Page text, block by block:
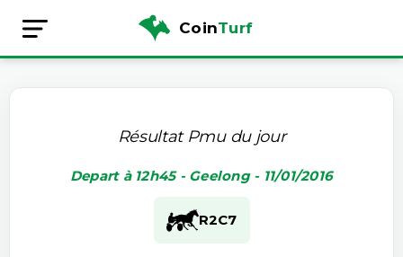
CoinTurf
Résultat Pmu du jour
Depart à 12h45 - Geelong - 11/01/2016
R2C7